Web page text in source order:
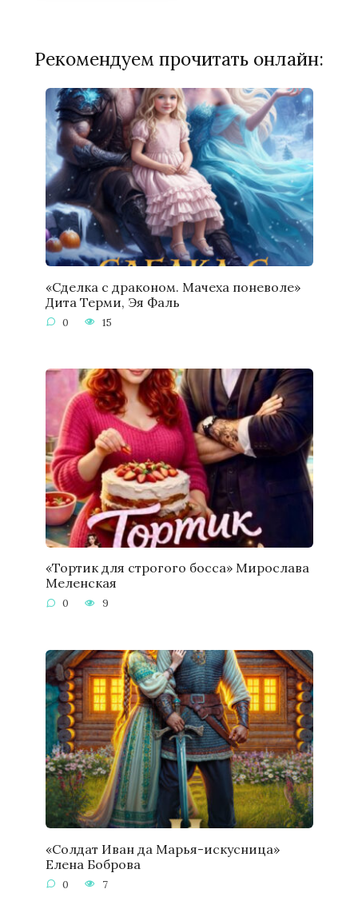
Рекомендуем прочитать онлайн:
«Сделка с драконом. Мачеха поневоле»
Дита Терми, Эя Фаль
0 15
«Тортик для строгого босса» Мирослава
Меленская
0 9
«Солдат Иван да Марья-искусница»
Елена Боброва
0 7